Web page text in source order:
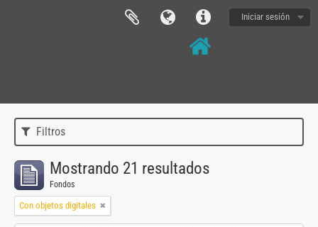
Iniciar sesión
Filtros
Mostrando 21 resultados
Fondos
Con objetos digitales